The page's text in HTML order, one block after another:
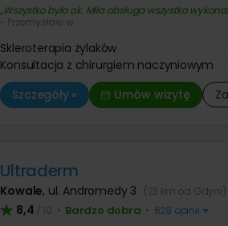
Wszystko było ok. Miła obsługa wszystko
~ Przemysław w
Skleroterapia żylaków
Konsultacja z chirurgiem naczyniowym
Szczegóły »
Umów wizytę
Ultraderm
Kowale, ul. Andromedy 3 (23 km od Gdyni)
8,4 / 10 • Bardzo dobra • 628 opinii